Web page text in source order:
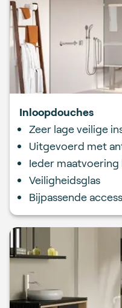
Inloopdouches
Zeer lage veilige
Uitgevoerd met
Ieder maatvoering
Veiligheidsglas
Bijpassende